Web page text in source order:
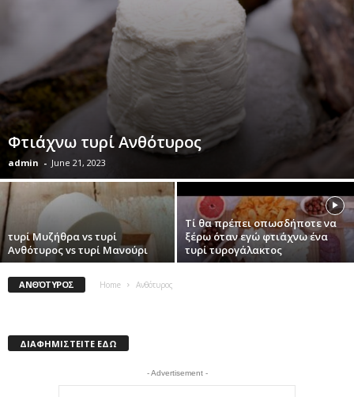
Φτιάχνω τυρί Ανθότυρος
admin - June 21, 2023
τυρί Μυζήθρα vs τυρί
Ανθότυρος vs τυρί Μανούρι
Τί θα πρέπει οπωσδήποτε να
ξέρω όταν εγώ φτιάχνω ένα
τυρί τυρογάλακτος
ΑΝΘΌΤΥΡΟΣ Home Ανθότυρος
ΔΙΑΦΗΜΙΣΤΕΙΤΕ ΕΔΩ
- Advertisement -